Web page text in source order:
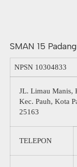
SMAN 15 Padang
NPSN 10304833
JL. Limau Manis,
Kec. Pauh, Kota
25163
TELEPON